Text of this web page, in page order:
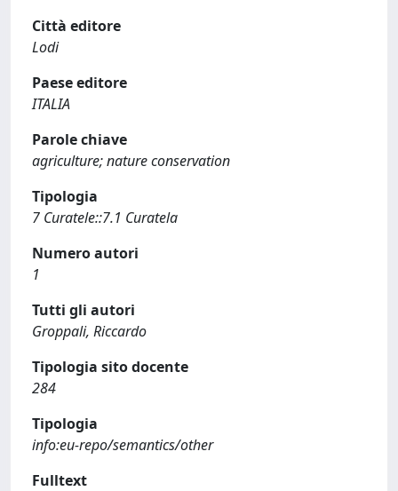
Città editore
Lodi
Paese editore
ITALIA
Parole chiave
agriculture; nature conservation
Tipologia
7 Curatele::7.1 Curatela
Numero autori
1
Tutti gli autori
Groppali, Riccardo
Tipologia sito docente
284
Tipologia
info:eu-repo/semantics/other
Fulltext